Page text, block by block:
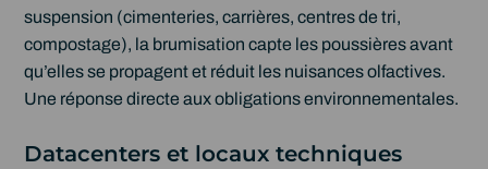
suspension (cimenteries, carrières, centres de tri,
compostage), la brumisation capte les poussières avant
qu’elles se propagent et réduit les nuisances olfactives.
Une réponse directe aux obligations environnementales.
Datacenters et locaux techniques